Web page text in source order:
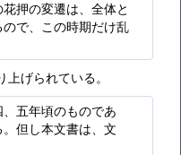
押の変遷は、全体と
で、この時期だけ乱
げられている。
五年頃のものであ
但し本文書は、文